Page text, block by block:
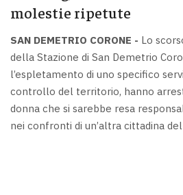
molestie ripetute
SAN DEMETRIO CORONE - Lo
della Stazione di San Demetrio
l’espletamento di uno specifico
controllo del territorio, hanno
donna che si sarebbe resa
nei confronti di un’altra cittadina